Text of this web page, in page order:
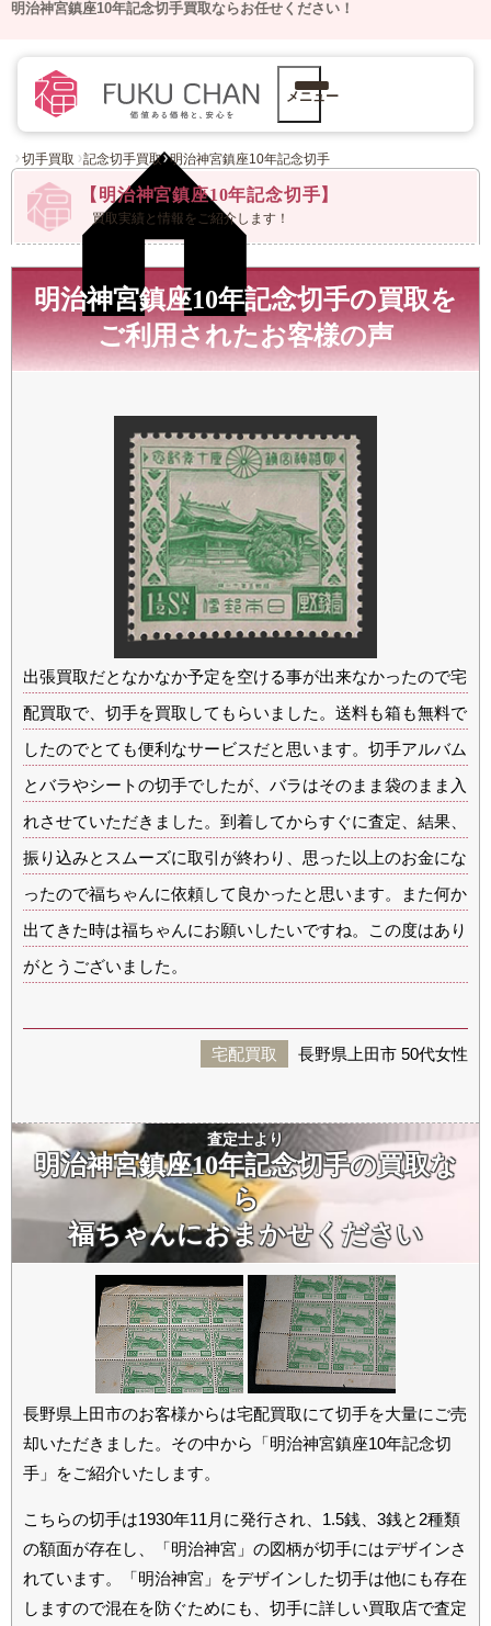
明治神宮鎮座10年記念切手買取ならお任せください！
メニュー
切手買取 記念切手買取 明治神宮鎮座10年記念切手
【明治神宮鎮座10年記念切手】
買取実績と情報をご紹介します！
明治神宮鎮座10年記念切手の買取を
ご利用されたお客様の声
出張買取だとなかなか予定を空ける事が出来なかったので宅
配買取で、切手を買取してもらいました。送料も箱も無料で
したのでとても便利なサービスだと思います。切手アルバム
とバラやシートの切手でしたが、バラはそのまま袋のまま入
れさせていただきました。到着してからすぐに査定、結果、
振り込みとスムーズに取引が終わり、思った以上のお金にな
ったので福ちゃんに依頼して良かったと思います。また何か
出てきた時は福ちゃんにお願いしたいですね。この度はあり
がとうございました。
宅配買取 長野県上田市 50代女性
査定士より
明治神宮鎮座10年記念切手の買取な
ら
福ちゃんにおまかせください
長野県上田市のお客様からは宅配買取にて切手を大量にご売
却いただきました。その中から「明治神宮鎮座10年記念切
手」をご紹介いたします。
こちらの切手は1930年11月に発行され、1.5銭、3銭と2種類
の額面が存在し、「明治神宮」の図柄が切手にはデザインさ
れています。「明治神宮」をデザインした切手は他にも存在
しますので混在を防ぐためにも、切手に詳しい買取店で査定